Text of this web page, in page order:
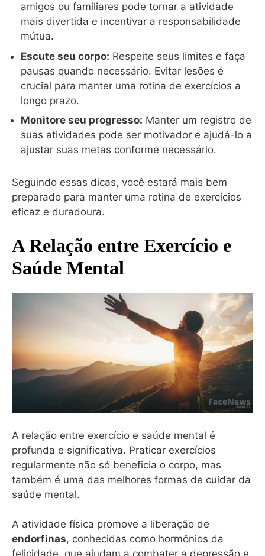
amigos ou familiares pode tornar a atividade
mais divertida e incentivar a responsabilidade
mútua.
Escute seu corpo: Respeite seus limites e faça
pausas quando necessário. Evitar lesões é
crucial para manter uma rotina de exercícios a
longo prazo.
Monitore seu progresso: Manter um registro de
suas atividades pode ser motivador e ajudá-lo a
ajustar suas metas conforme necessário.
Seguindo essas dicas, você estará mais bem
preparado para manter uma rotina de exercícios
eficaz e duradoura.
A Relação entre Exercício e
Saúde Mental
A relação entre exercício e saúde mental é
profunda e significativa. Praticar exercícios
regularmente não só beneficia o corpo, mas
também é uma das melhores formas de cuidar da
saúde mental.
A atividade física promove a liberação de
endorfinas, conhecidas como hormônios da